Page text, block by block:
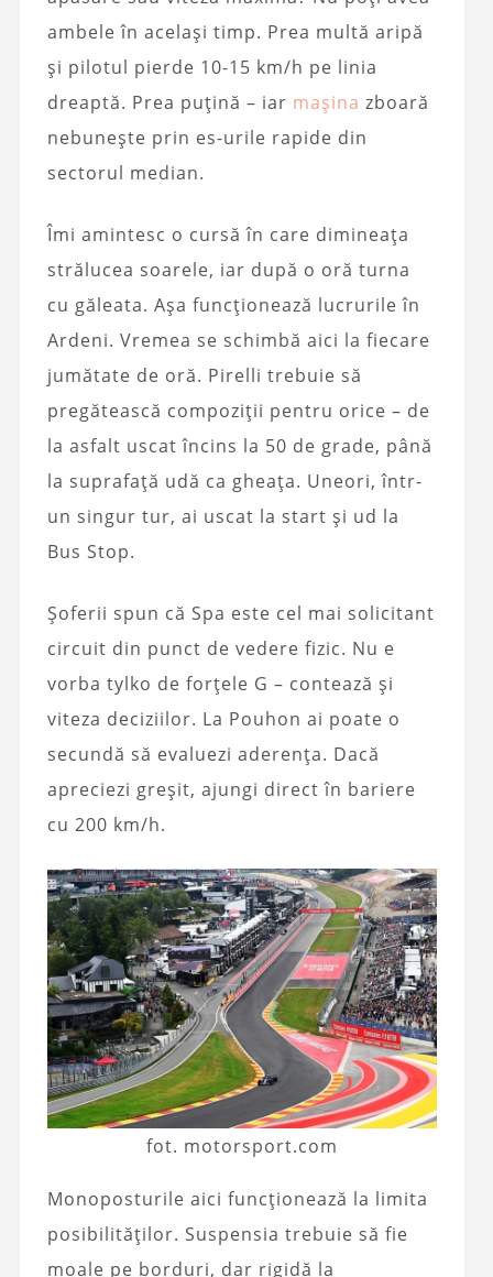
ambele în același timp. Prea multă aripă
și pilotul pierde 10-15 km/h pe linia
dreaptă. Prea puțină – iar mașina zboară
nebunește prin es-urile rapide din
sectorul median.
Îmi amintesc o cursă în care dimineața
strălucea soarele, iar după o oră turna
cu găleata. Așa funcționează lucrurile în
Ardeni. Vremea se schimbă aici la fiecare
jumătate de oră. Pirelli trebuie să
pregătească compoziții pentru orice – de
la asfalt uscat încins la 50 de grade, până
la suprafață udă ca gheața. Uneori, într-
un singur tur, ai uscat la start și ud la
Bus Stop.
Șoferii spun că Spa este cel mai solicitant
circuit din punct de vedere fizic. Nu e
vorba tylko de forțele G – contează și
viteza deciziilor. La Pouhon ai poate o
secundă să evaluezi aderența. Dacă
apreciezi greșit, ajungi direct în bariere
cu 200 km/h.
fot. motorsport.com
Monoposturile aici funcționează la limita
posibilităților. Suspensia trebuie să fie
moale pe borduri, dar rigidă la